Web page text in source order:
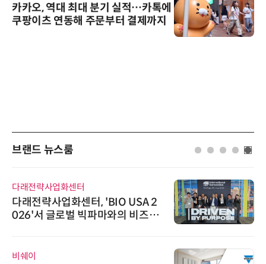
카카오, 역대 최대 분기 실적…카톡에
쿠팡이츠 연동해 주문부터 결제까지
브랜드 뉴스룸
다래전략사업화센터
다래전략사업화센터, 'BIO USA 2
026'서 글로벌 빅파마와의 비즈니
비쉐이